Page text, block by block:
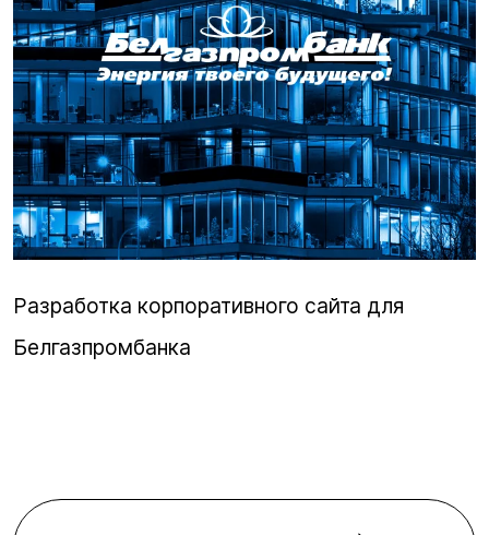
Разработка корпоративного сайта для
Белгазпромбанка